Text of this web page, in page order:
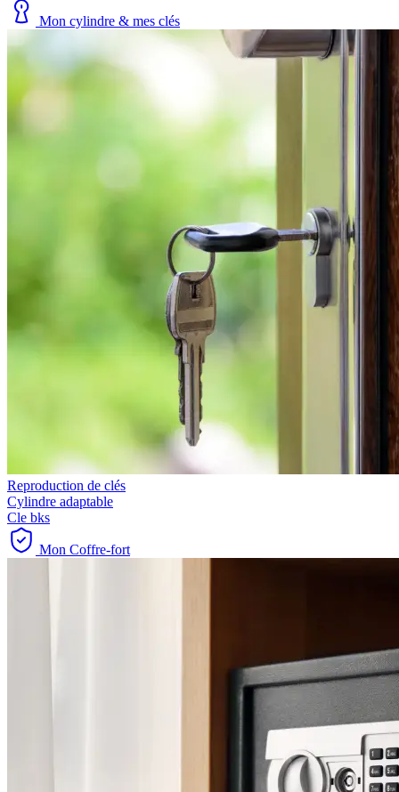
Mon cylindre & mes clés
Reproduction de clés
Cylindre adaptable
Cle bks
Mon Coffre-fort